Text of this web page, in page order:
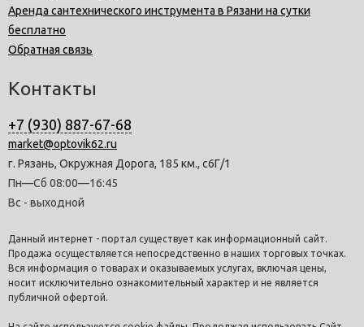
Аренда сантехнического инструмента в Рязани на сутки
бесплатно
Обратная связь
Контакты
+7 (930) 887-67-68
market@optovik62.ru
г. Рязань, Окружная Дорога, 185 км., с6Г/1
Пн—Сб 08:00—16:45
Вс - выходной
Данный интернет - портал существует как информационный сайт.
Продажа осуществляется непосредственно в наших торговых точках.
Вся информация о товарах и оказываемых услугах, включая цены,
носит исключительно ознакомительный характер и не является
публичной офертой.